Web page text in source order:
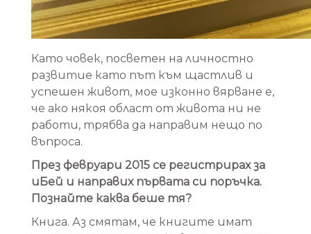
Като човек, посветен на личностно
развитие като път към щастлив и
успешен живот, мое изконно вярване е,
че ако някоя област от живота ни не
работи, трябва да направим нещо по
въпроса.
През февруари 2015 се регистрирах за
иБей и направих първата си поръчка.
Познайте каква беше тя?
Книга. Аз смятам, че книгите имат